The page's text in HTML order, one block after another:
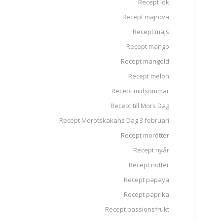
Recept lök
Recept majrova
Recept majs
Recept mango
Recept mangold
Recept melon
Recept midsommar
Recept till Mors Dag
Recept Morotskakans Dag 3 februari
Recept morötter
Recept nyår
Recept nötter
Recept papaya
Recept paprika
Recept passionsfrukt